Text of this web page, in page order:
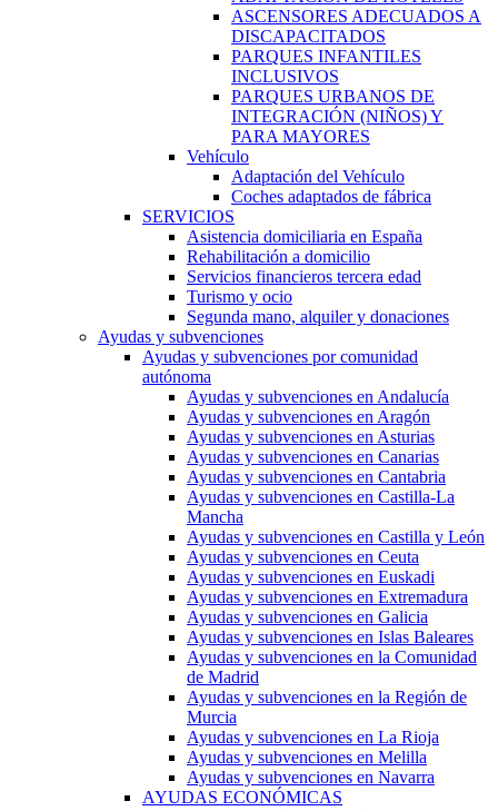
ASCENSORES ADECUADOS A
DISCAPACITADOS
PARQUES INFANTILES
INCLUSIVOS
PARQUES URBANOS DE
INTEGRACIÓN (NIÑOS) Y
PARA MAYORES
Vehículo
Adaptación del Vehículo
Coches adaptados de fábrica
SERVICIOS
Asistencia domiciliaria en España
Rehabilitación a domicilio
Servicios financieros tercera edad
Turismo y ocio
Segunda mano, alquiler y donaciones
Ayudas y subvenciones
Ayudas y subvenciones por comunidad
autónoma
Ayudas y subvenciones en Andalucía
Ayudas y subvenciones en Aragón
Ayudas y subvenciones en Asturias
Ayudas y subvenciones en Canarias
Ayudas y subvenciones en Cantabria
Ayudas y subvenciones en Castilla-La
Mancha
Ayudas y subvenciones en Castilla y León
Ayudas y subvenciones en Ceuta
Ayudas y subvenciones en Euskadi
Ayudas y subvenciones en Extremadura
Ayudas y subvenciones en Galicia
Ayudas y subvenciones en Islas Baleares
Ayudas y subvenciones en la Comunidad
de Madrid
Ayudas y subvenciones en la Región de
Murcia
Ayudas y subvenciones en La Rioja
Ayudas y subvenciones en Melilla
Ayudas y subvenciones en Navarra
AYUDAS ECONÓMICAS